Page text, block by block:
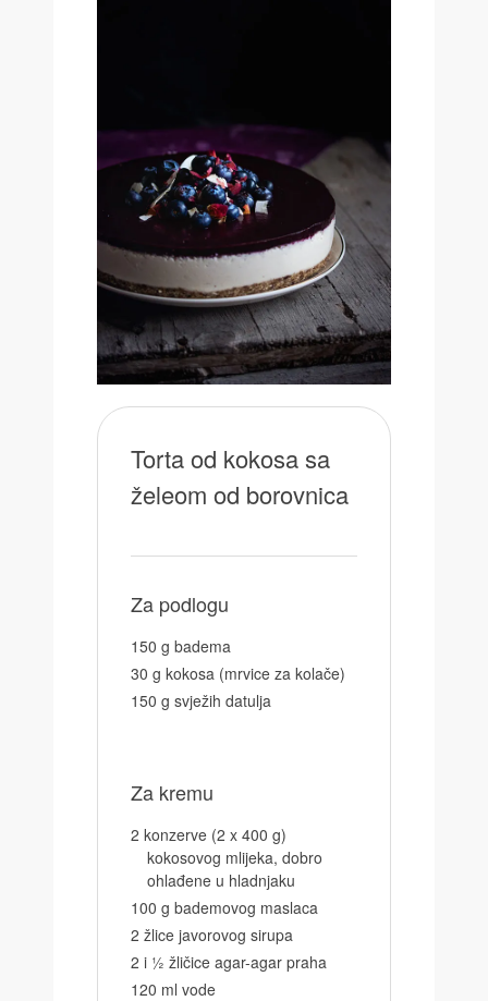
Torta od kokosa sa
želeom od borovnica
Za podlogu
150 g badema
30 g kokosa (mrvice za kolače)
150 g svježih datulja
Za kremu
2 konzerve (2 x 400 g)
kokosovog mlijeka, dobro
ohlađene u hladnjaku
100 g bademovog maslaca
2 žlice javorovog sirupa
2 i ½ žličice agar-agar praha
120 ml vode